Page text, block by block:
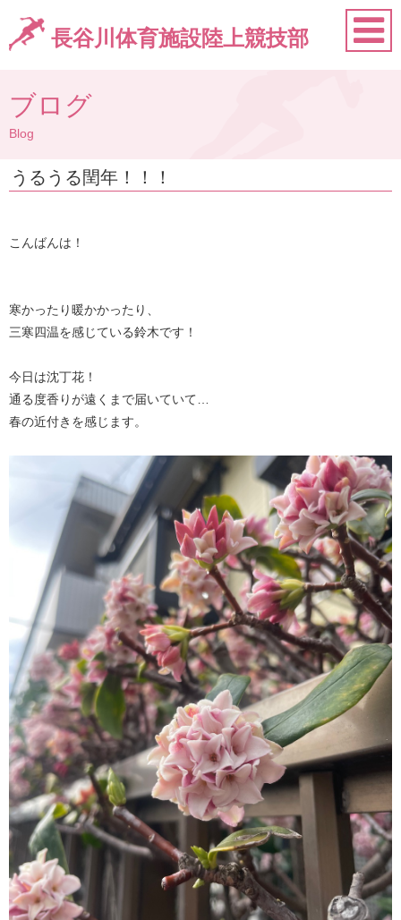
長谷川体育施設陸上競技部
ブログ
Blog
うるうる閏年！！！
こんばんは！
寒かったり暖かかったり、
三寒四温を感じている鈴木です！
今日は沈丁花！
通る度香りが遠くまで届いていて…
春の近付きを感じます。